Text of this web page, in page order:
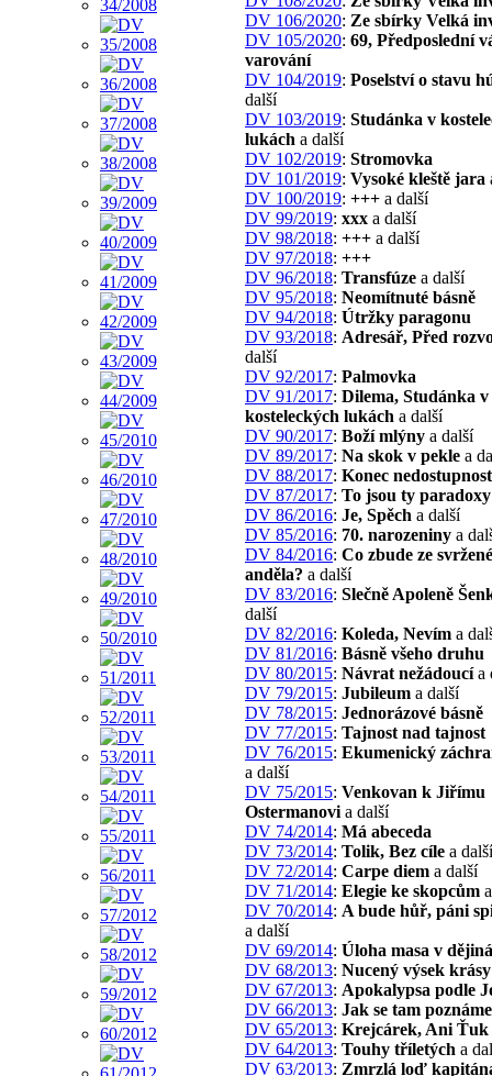
DV 106/2020: Ze sbírky Velká
DV 105/2020: 69, Předposlední
varování
DV 104/2019: Poselství o stavu
další
DV 103/2019: Studánka v
lukách a další
DV 102/2019: Stromovka
DV 101/2019: Vysoké kleště jara
DV 100/2019: +++ a další
DV 99/2019: xxx a další
DV 98/2018: +++ a další
DV 97/2018: +++
DV 96/2018: Transfúze a další
DV 95/2018: Neomítnuté básně
DV 94/2018: Útržky paragonu
DV 93/2018: Adresář, Před
další
DV 92/2017: Palmovka
DV 91/2017: Dilema, Studánka v
kosteleckých lukách a další
DV 90/2017: Boží mlýny a další
DV 89/2017: Na skok v pekle a
DV 88/2017: Konec
DV 87/2017: To jsou ty paradoxy
DV 86/2016: Je, Spěch a další
DV 85/2016: 70. narozeniny a
DV 84/2016: Co zbude ze
anděla? a další
DV 83/2016: Slečně Apoleně
další
DV 82/2016: Koleda, Nevím a
DV 81/2016: Básně všeho druhu
DV 80/2015: Návrat nežádoucía
DV 79/2015: Jubileum a další
DV 78/2015: Jednorázové básně
DV 77/2015: Tajnost nad tajnost
DV 76/2015: Ekumenický
a další
DV 75/2015: Venkovan k Jiřímu
Ostermanovi a další
DV 74/2014: Má abeceda
DV 73/2014: Tolik, Bez cíle a další
DV 72/2014: Carpe diem a další
DV 71/2014: Elegie ke skopcům
DV 70/2014: A bude hůř, páni
a další
DV 69/2014: Úloha masa v
DV 68/2013: Nucený výsek krásy
DV 67/2013: Apokalypsa podle
DV 66/2013: Jak se tam
DV 65/2013: Krejcárek, Ani Ťuk
DV 64/2013: Touhy tříletých a
DV 63/2013: Zmrzlá loď